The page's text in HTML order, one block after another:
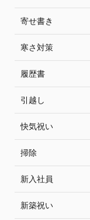
寄せ書き
寒さ対策
履歴書
引越し
快気祝い
掃除
新入社員
新築祝い